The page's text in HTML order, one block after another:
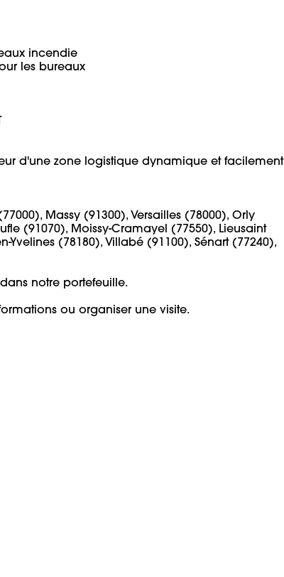
incendie
les bureaux
d'une zone logistique dynamique et facilement
Massy (91300), Versailles (78000), Orly
(91070), Moissy-Cramayel (77550), Lieusaint
Yvelines (78180), Villabé (91100), Sénart (77240),
notre portefeuille.
ou organiser une visite.